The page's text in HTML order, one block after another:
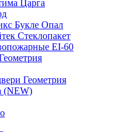
Царга
Букле Опал
Стеклопакет
EI-60
Геометрия
(NEW)